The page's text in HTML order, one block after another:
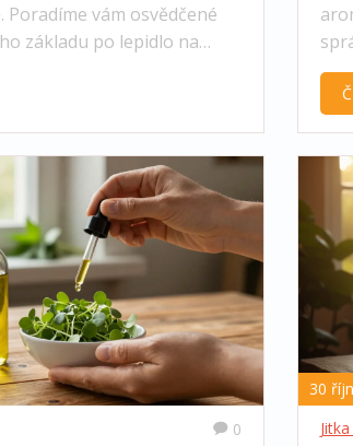
vám osvědčené
základu po lepidlo na
0
30